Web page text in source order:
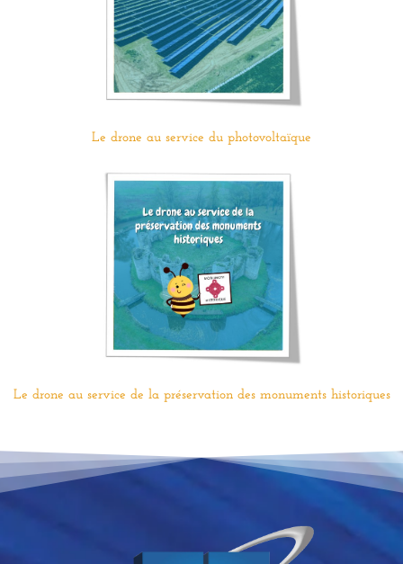
Le drone au service du photovoltaïque
Le drone au service de la préservation des monuments historiques